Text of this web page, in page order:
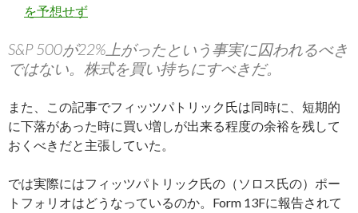
を予想せず
S&P 500が22%上がったという事実に囚われるべき
ではない。株式を買い持ちにすべきだ。
また、この記事でフィッツパトリック氏は同時に、短期的
に下落があった時に買い増しが出来る程度の余裕を残して
おくべきだと主張していた。
では実際にはフィッツパトリック氏の（ソロス氏の）ポー
トフォリオはどうなっているのか。Form 13Fに報告されて